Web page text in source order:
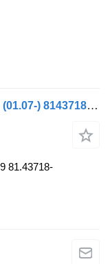
Barre stabilisatrice MAN TGS 26.360 (01.07-) 81437183059 pour tracteur routier MAN TGL, TGM, TGS, TGX (2005-2021)
81.43718-